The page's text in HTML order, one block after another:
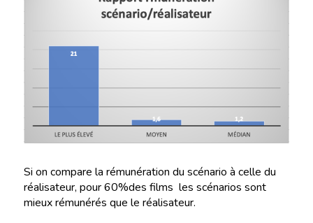
Si on compare la rémunération du scénario à celle du
réalisateur, pour 60%des films les scénarios sont
mieux rémunérés que le réalisateur.